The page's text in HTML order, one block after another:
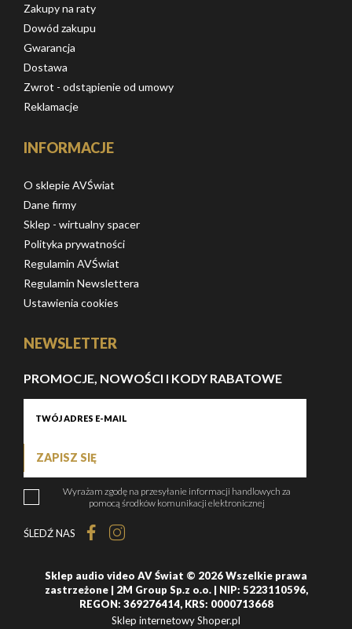
Zakupy na raty
Dowód zakupu
Gwarancja
Dostawa
Zwrot - odstąpienie od umowy
Reklamacje
INFORMACJE
O sklepie AVŚwiat
Dane firmy
Sklep - wirtualny spacer
Polityka prywatności
Regulamin AVŚwiat
Regulamin Newslettera
Ustawienia cookies
NEWSLETTER
PROMOCJE, NOWOŚCI I KODY RABATOWE
ZAPISZ SIĘ
Wyrażam zgodę na przesyłanie informacji handlowych za
pomocą środków komunikacji elektronicznej
ŚLEDŹ NAS
Sklep audio video AV Świat © 2026 Wszelkie prawa
zastrzeżone | 2M Group Sp.z o.o. | NIP: 5223110596,
REGON: 369276414, KRS: 0000713668
Sklep internetowy Shoper.pl